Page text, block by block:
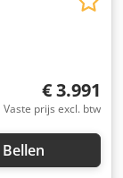
€ 3.991
Vaste prijs excl. btw
Bellen